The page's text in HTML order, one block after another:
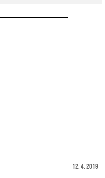
12. 4. 2019